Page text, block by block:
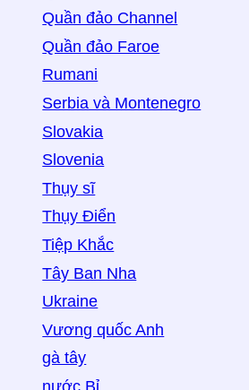
Quần đảo Channel
Quần đảo Faroe
Rumani
Serbia và Montenegro
Slovakia
Slovenia
Thụy sĩ
Thụy Điển
Tiệp Khắc
Tây Ban Nha
Ukraine
Vương quốc Anh
gà tây